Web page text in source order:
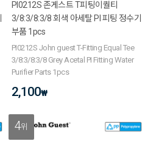
PI0212S 존게스트 T피팅이퀄티
3/8:3/8:3/8 회색 아세탈 PI 피팅 정수기
부품 1pcs
PI0212S John guest T-Fitting Equal Tee
3/8:3/8:3/8 Grey Acetal PI Fitting Water
Purifier Parts 1pcs
2,100₩
4위